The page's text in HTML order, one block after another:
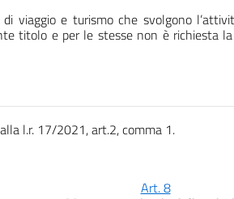
e turismo che svolgono
titolo e per le stesse non è richiesta
l.r. 17/2021, art.2, comma 1.
Art. 8